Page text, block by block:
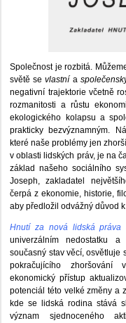
Společnost je rozbitá.
světě sevlastní a
negativní trajektorie včetně
rozmanitosti a růstu
ekologického kolapsu a
prakticky bezvýznamným.
které naše problémy jen
v oblasti lidských práv, je na
základ našeho sociálního
Joseph, zakladatel
čerpá z ekonomie, historie,
aby předložil odvážný důvod
Hnutí za nová lidská práva
univerzálním nedostatku
současný stav věcí, osvětluje
pokračujícího zhoršování
ekonomický přístup
potenciál této velké změny a
kde se lidská rodina stává
význam sjednoceného